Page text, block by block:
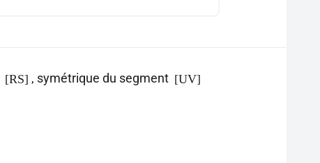
[RS] , symétrique du segment [UV]